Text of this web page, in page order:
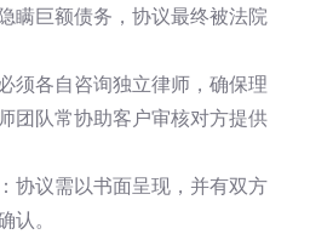
瞒巨额债务，协议最终被法院
须各自咨询独立律师，确保理
团队常协助客户审核对方提供
协议需以书面呈现，并有双方
认。